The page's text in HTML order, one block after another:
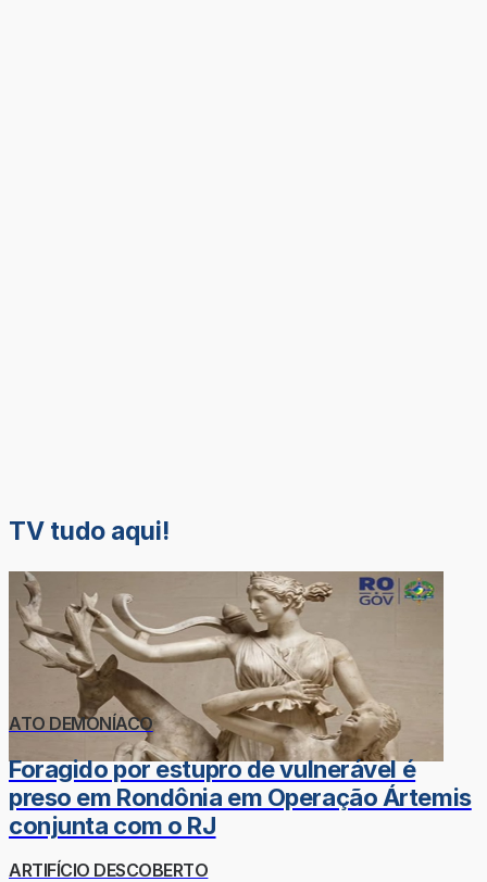
TV tudo aqui!
ATO DEMONÍACO
Foragido por estupro de vulnerável é
preso em Rondônia em Operação Ártemis
conjunta com o RJ
ARTIFÍCIO DESCOBERTO